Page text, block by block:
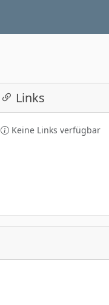
Links
Keine Links verfügbar